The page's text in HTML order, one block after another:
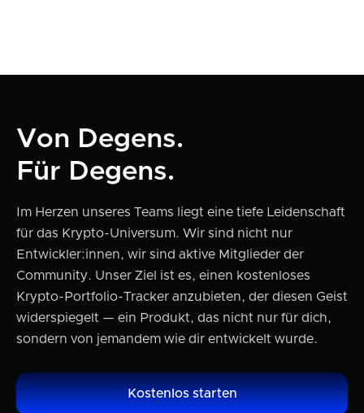
Von Degens.
Für Degens.
Im Herzen unseres Teams liegt eine tiefe Leidenschaft
für das Krypto-Universum. Wir sind nicht nur
Entwickler:innen, wir sind aktive Mitglieder der
Community. Unser Ziel ist es, einen kostenloses
Krypto-Portfolio-Tracker anzubieten, der diesen Geist
widerspiegelt — ein Produkt, das nicht nur für dich,
sondern von jemandem wie dir entwickelt wurde.
Kostenlos starten